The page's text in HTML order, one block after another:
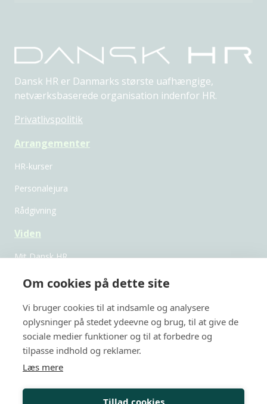
Dansk HR er Danmarks største uafhængige,
netværksbaserede organisation indenfor HR.
Privatlivspolitik
Arrangementer
HR-kurser
Personalejura
Rådgivning
Viden
Mit Dansk HR
Nyheder
Medlemskab
Medlemsfordele
FAQ
Netværksgrupper
Om cookies på dette site
Vi bruger cookies til at indsamle og analysere
oplysninger på stedet ydeevne og brug, til at give de
sociale medier funktioner og til at forbedre og
tilpasse indhold og reklamer.
Læs mere
Tillad cookies